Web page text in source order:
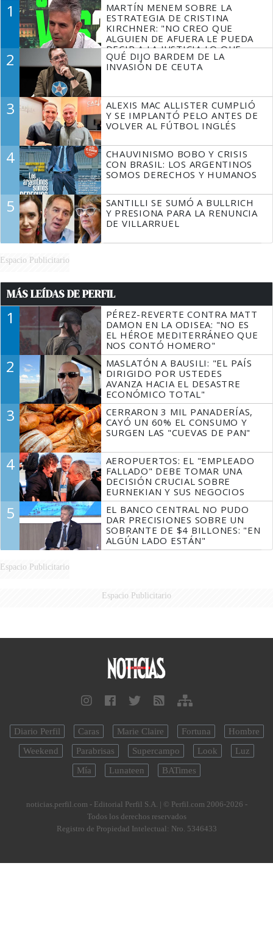
1
MARTÍN MENEM SOBRE LA
ESTRATEGIA DE CRISTINA
KIRCHNER: "NO CREO QUE
ALGUIEN DE AFUERA LE PUEDA
DECIR A LA JUSTICIA LO QUE
TIENE QUE HACER"
2
QUÉ DIJO BARDEM DE LA
INVASIÓN DE CEUTA
3
ALEXIS MAC ALLISTER CUMPLIÓ
Y SE IMPLANTÓ PELO ANTES DE
VOLVER AL FÚTBOL INGLÉS
4
CHAUVINISMO BOBO Y CRISIS
CON BRASIL: LOS ARGENTINOS
SOMOS DERECHOS Y HUMANOS
5
SANTILLI SE SUMÓ A BULLRICH
Y PRESIONA PARA LA RENUNCIA
DE VILLARRUEL
Espacio Publicitario
MÁS LEÍDAS DE PERFIL
1
PÉREZ-REVERTE CONTRA MATT
DAMON EN LA ODISEA: "NO ES
EL HÉROE MEDITERRÁNEO QUE
NOS CONTÓ HOMERO"
2
MASLATÓN A BAUSILI: "EL PAÍS
DIRIGIDO POR USTEDES
AVANZA HACIA EL DESASTRE
ECONÓMICO TOTAL"
3
CERRARON 3 MIL PANADERÍAS,
CAYÓ UN 60% EL CONSUMO Y
SURGEN LAS "CUEVAS DE PAN"
4
AEROPUERTOS: EL "EMPLEADO
FALLADO" DEBE TOMAR UNA
DECISIÓN CRUCIAL SOBRE
EURNEKIAN Y SUS NEGOCIOS
5
EL BANCO CENTRAL NO PUDO
DAR PRECISIONES SOBRE UN
SOBRANTE DE $4 BILLONES: "EN
ALGÚN LADO ESTÁN"
Espacio Publicitario
Espacio Publicitario
Diario Perfil Caras Marie Claire Fortuna
Hombre
Weekend
Parabrisas Supercampo Look
Luz
Mía
Lunateen BATimes
noticias.perfil.com - Editorial Perfil S.A. | © Perfil.com 2006-2026 -
Todos los derechos reservados
Registro de Propiedad Intelectual: Nro. 5346433